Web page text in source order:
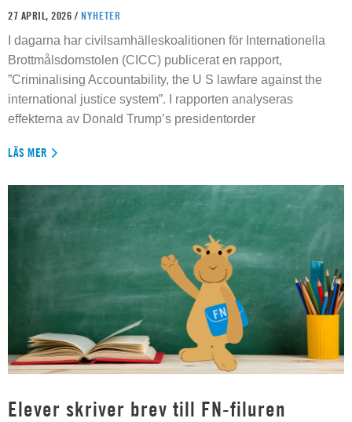
27 APRIL, 2026 / NYHETER
I dagarna har civilsamhälleskoalitionen för Internationella
Brottmålsdomstolen (CICC) publicerat en rapport,
”Criminalising Accountability, the U S lawfare against the
international justice system”. I rapporten analyseras
effekterna av Donald Trump’s presidentorder
LÄS MER
Elever skriver brev till FN-filuren